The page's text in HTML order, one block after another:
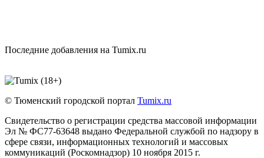
Последние добавления на Tumix.ru
© Тюменский городской портал Tumix.ru
Свидетельство о регистрации средства массовой информации
Эл № ФС77-63648 выдано Федеральной службой по надзору в
сфере связи, информационных технологий и массовых
коммуникаций (Роскомнадзор) 10 ноября 2015 г.